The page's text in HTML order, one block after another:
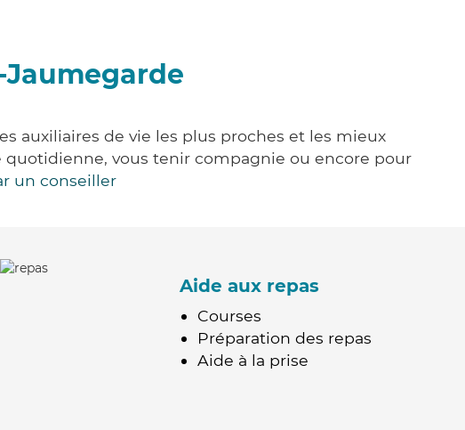
Jaumegarde
auxiliaires de vie les plus proches et les mieux
quotidienne, vous tenir compagnie ou encore pour
un conseiller
Aide aux repas
Courses
Préparation des repas
Aide à la prise